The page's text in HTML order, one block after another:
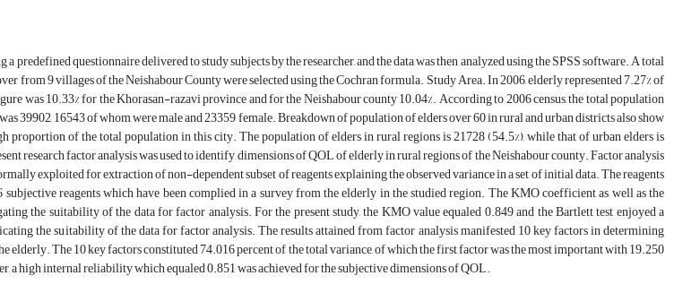
a predefined questionnaire delivered to study subjects by the researcher, and the data was then analyzed using the SPSS software. A total
from 9 villages of the Neishabour County were selected using the Cochran formula. Study Area. In 2006, elderly represented 7.27% of
was 10.33% for the Khorasan-razavi province and for the Neishabour county 10.04%. According to 2006 census, the total population
39902, 16543 of whom were male and 23359 female. Breakdown of population of elders over 60 in rural and urban districts also show
proportion of the total population in this city. The population of elders in rural regions is 21728 (54.5%), while that of urban elders is
research factor analysis was used to identify dimensions of QOL of elderly in rural regions of the Neishabour county. Factor analysis
exploited for extraction of non-dependent subset of reagents explaining the observed variance in a set of initial data. The reagents
reagents which have been complied in a survey from the elderly in the studied region. The KMO coefficient as well as the
the suitability of the data for factor analysis. For the present study, the KMO value equaled 0.849 and the Bartlett test enjoyed a
the suitability of the data for factor analysis. The results attained from factor analysis manifested 10 key factors in determining
elderly. The 10 key factors constituted 74.016 percent of the total variance, of which the first factor was the most important with 19.250
a high internal reliability which equaled 0.851 was achieved for the subjective dimensions of QOL.